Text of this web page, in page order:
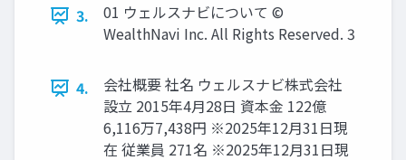
3.
01 ウェルスナビについて ©
WealthNavi Inc. All Rights Reserved. 3
4.
会社概要 社名 ウェルスナビ株式会社
設⽴ 2015年4月28日 資本⾦ 122億
6,116万7,438円 ※2025年12月31日現
在 従業員 271名 ※2025年12⽉31⽇現